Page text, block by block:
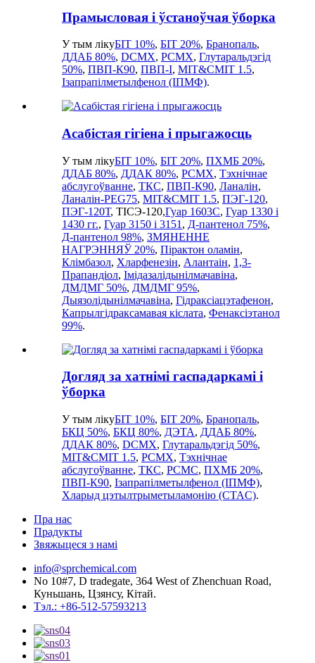
Прамысловая і ўстаноўчая ўборка
У тым лікуБІТ 10%, БІТ 20%, Бранопаль,
ДДАБ 80%, DCMX, PCMX, Глутаральдэгід
50%, ПВП-К90, ПВП-I, MIT&CMIT 1.5,
Ізапрапілметылфенол (ІПМФ).
Асабістая гігіена і прыгажосць
У тым лікуБІТ 10%, БІТ 20%, ПХМБ 20%,
ДДАБ 80%, ДДАК 80%, PCMX, Тэхнічнае
абслугоўванне, ТКС, ПВП-К90, Ланалін,
Ланалін-PEG75, MIT&CMIT 1.5, ПЭГ-120,
ПЭГ-120Т, ТІСЭ-120,Гуар 1603C, Гуар 1330 і
1430 гг., Гуар 3150 і 3151 , Д-пантенол 75%,
Д-пантенол 98%, ЗМЯНЕННЕ
НАГРЭННЯЎ 20%, Пірактон оламін,
Клімбазол, Хларфенезін, Алантаін, 1,3-
Прапандіол, Імідазалідынілмачавіна,
ДМДМГ 50%, ДМДМГ 95%,
Дыязолідынілмачавіна, Гідраксіацэтафенон,
Капрылгідраксамавая кіслата, Фенаксіэтанол
99%.
Догляд за хатнімі гаспадаркамі і
ўборка
У тым лікуБІТ 10%, БІТ 20%, Бранопаль,
БКЦ 50%, БКЦ 80%, ДЭТА, ДДАБ 80%,
ДДАК 80%, DCMX, Глутаральдэгід 50%,
MIT&CMIT 1.5, PCMX, Тэхнічнае
абслугоўванне, ТКС, PCMC, ПХМБ 20%,
ПВП-К90, Ізапрапілметылфенол (ІПМФ),
Хларыд цэтылтрыметыламонію (CTAC).
Пра нас
Прадукты
Звяжыцеся з намі
info@sprchemical.com
No 10#7, D tradegate, 364 West of Zhenchuan Road,
Куньшань, Цзянсу, Кітай.
Тэл.: +86-512-57593213